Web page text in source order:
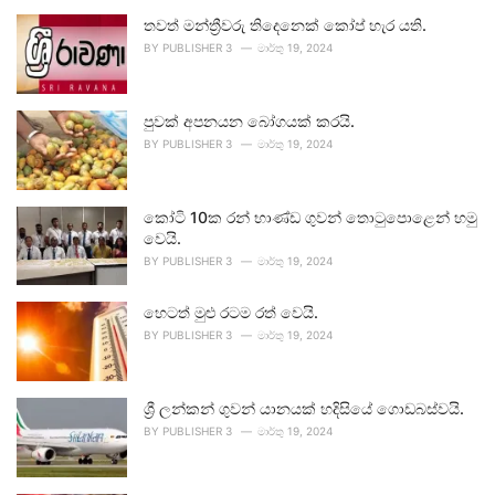
තවත් මන්ත්‍රීවරු තිදෙනෙක් කෝප් හැර යති.
BY PUBLISHER 3 මාර්තු 19, 2024
පුවක් අපනයන බෝගයක් කරයි.
BY PUBLISHER 3 මාර්තු 19, 2024
කෝටි 10ක රන් භාණ්ඩ ගුවන් තොටුපොළෙන් හමු
වෙයි.
BY PUBLISHER 3 මාර්තු 19, 2024
හෙටත් මුළු රටම රත් වෙයි.
BY PUBLISHER 3 මාර්තු 19, 2024
ශ්‍රී ලන්කන් ගුවන් යානයක් හදිසියේ ගොඩබස්වයි.
BY PUBLISHER 3 මාර්තු 19, 2024